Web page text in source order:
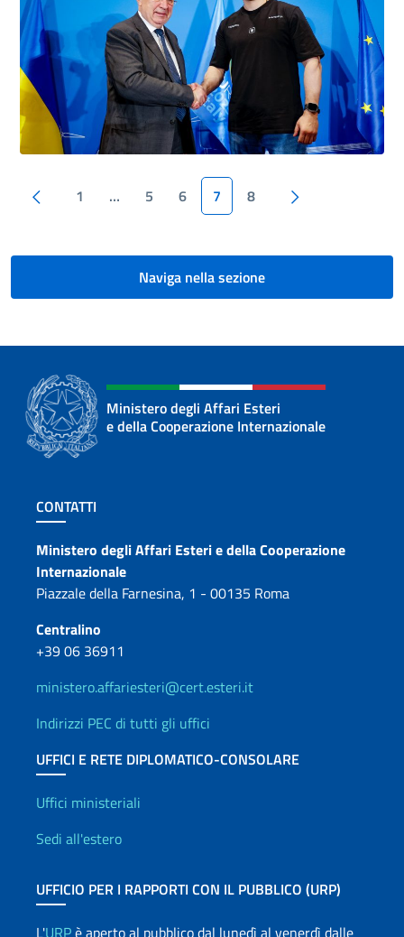
Pagina precedente
1 … 5 6 7 8
Naviga nella sezione
Ministero degli Affari Esteri
e della Cooperazione Internazionale
Sezione footer
CONTATTI
Contatti
Ministero degli Affari Esteri e della Cooperazione
Internazionale
Piazzale della Farnesina, 1 - 00135 Roma
Centralino
+39 06 36911
ministero.affariesteri@cert.esteri.it
Indirizzi PEC di tutti gli uffici
UFFICI E RETE DIPLOMATICO-CONSOLARE
Uffici e Rete diplomatica
Uffici ministeriali
Sedi all'estero
UFFICIO PER I RAPPORTI CON IL PUBBLICO (URP)
L'URPè aperto al pubblico dal lunedì al venerdì dalle